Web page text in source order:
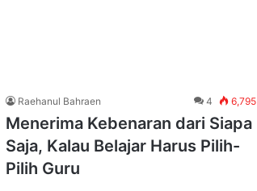
Raehanul Bahraen 4 6,795
Menerima Kebenaran dari Siapa
Saja, Kalau Belajar Harus Pilih-
Pilih Guru